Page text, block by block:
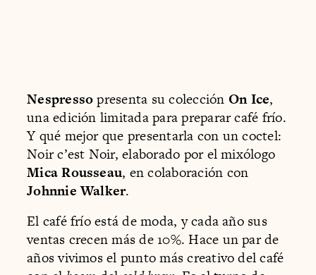
Nespressopresenta su colección On Ice,
una edición limitada para preparar café frío.
Y qué mejor que presentarla con un coctel:
Noir c’est Noir, elaborado por el mixólogo
Mica Rousseau, en colaboración con
Johnnie Walker.
El café frío está de moda, y cada año sus
ventas crecen más de 10%. Hace un par de
años vivimos el punto más creativo del café